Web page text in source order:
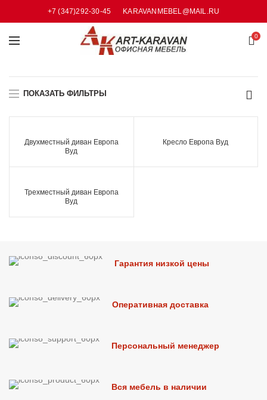
+7 (347)292-30-45 KARAVANMEBEL@MAIL.RU
0
ПОКАЗАТЬ ФИЛЬТРЫ
Двухместный диван Европа
Вуд
Кресло Европа Вуд
Трехместный диван Европа
Вуд
Гарантия низкой цены
Оперативная доставка
Персональный менеджер
Вся мебель в наличии